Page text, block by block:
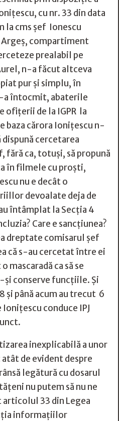
cu nr. 33 din data
la cms șef Ionescu
Argeș, compartiment
prealabil pe
n-a făcut altceva
pur și simplu, în
a întocmit, abaterile
ofițerii de la IGPR la
baza cărora Ionițescu n-
cercetarea
fără ca, totuși, să propună
în filmele cu proști,
nu e decât o
devoalate deja de
întâmplat la Secția 4
Care e sancțiunea?
dreptate comisarul șef
că s-au cercetat între ei
mascaradă ca să se
și conserve funcțiile. Și
și până acum au trecut 6
conduce IPJ
inexplicabilă a unor
de evident despre
legătură cu dosarul
nu putem să nu ne
33 din Legea
informațiilor